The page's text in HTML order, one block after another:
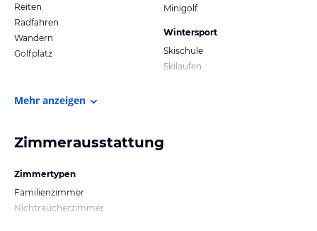
Reiten
Radfahren
Wandern
Golfplatz
Minigolf
Wintersport
Skischule
Skilaufen
Mehr anzeigen
Zimmerausstattung
Zimmertypen
Familienzimmer
Nichtraucherzimmer